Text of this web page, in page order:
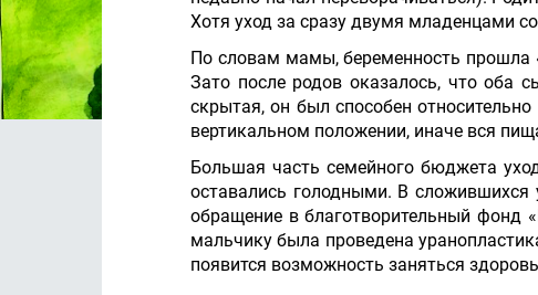
Хотя уход за сразу двумя младенцами
По словам мамы, беременность прошла
Зато после родов оказалось, что оба
скрытая, он был способен
вертикальном положении, иначе вся
Большая часть семейного бюджета
оставались голодными. В сложившихся
обращение в благотворительный фонд
мальчику была проведена
появится возможность заняться